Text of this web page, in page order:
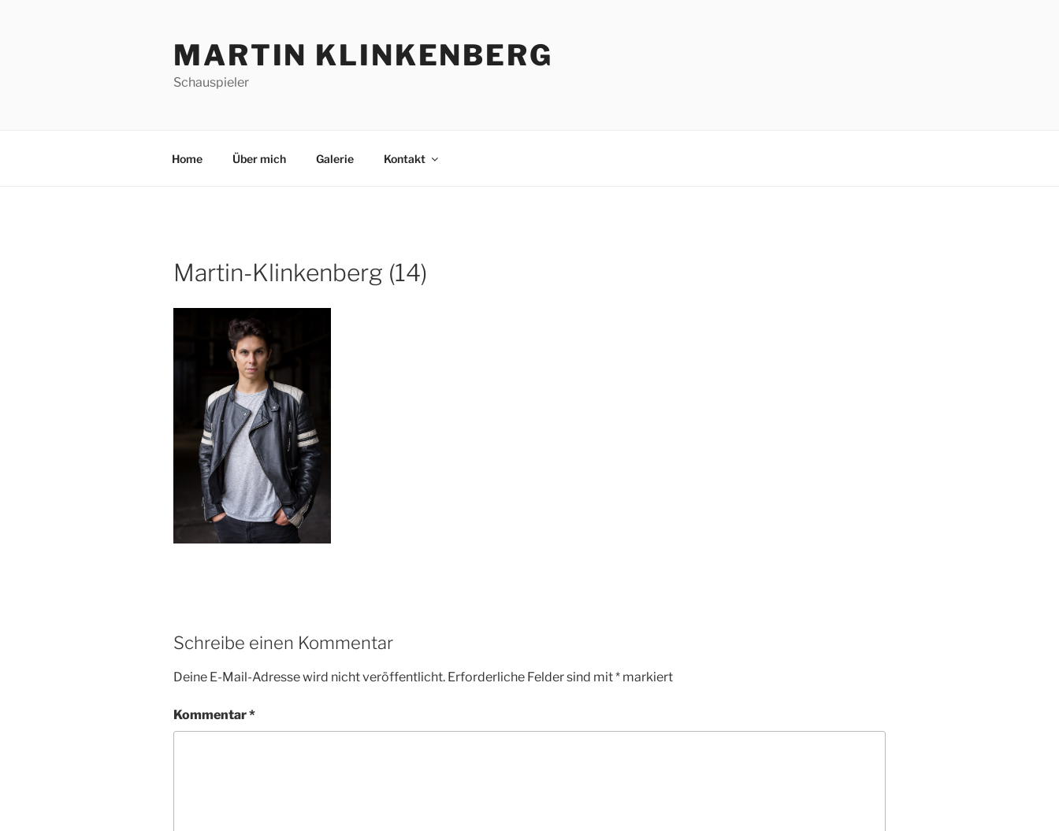
MARTIN KLINKENBERG
Schauspieler
Home Über mich Galerie Kontakt
Martin-Klinkenberg (14)
Schreibe einen Kommentar
Deine E-Mail-Adresse wird nicht veröffentlicht. Erforderliche Felder sind mit* markiert
Kommentar*